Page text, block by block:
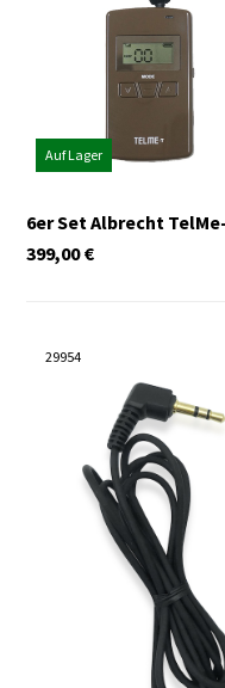
Auf Lager
6er Set Albrecht
€
399,00
29954